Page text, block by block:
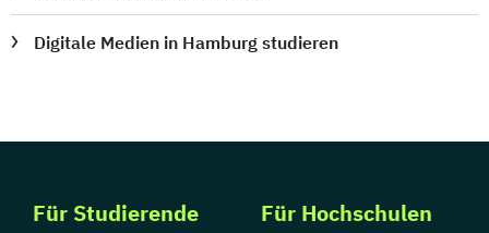
Digitale Medien in Hamburg studieren
Für Studierende Für Hochschulen